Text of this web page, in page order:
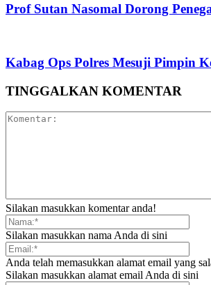
Prof Sutan Nasomal Dorong
Kabag Ops Polres Mesuji Pimpin
TINGGALKAN KOMENTAR
Silakan masukkan komentar anda!
Silakan masukkan nama Anda di sini
Anda telah memasukkan alamat email yang
Silakan masukkan alamat email Anda di sini